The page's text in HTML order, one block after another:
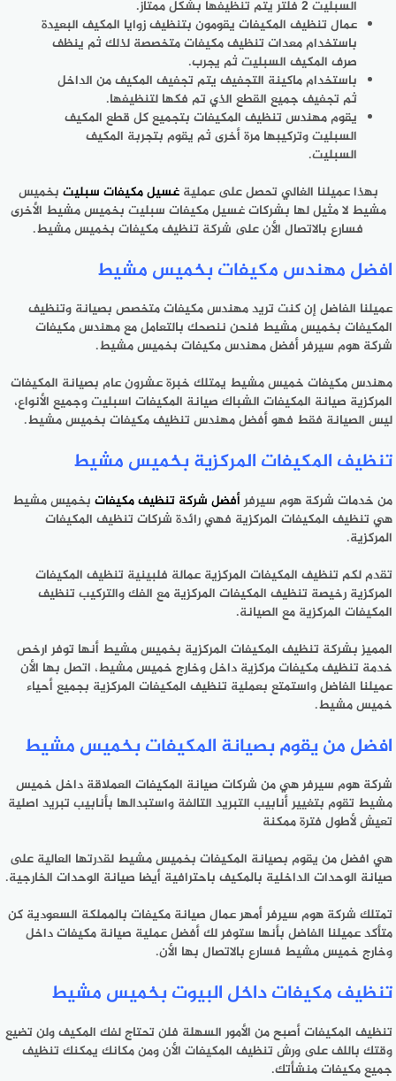
السبليت 2 فلتر يتم تنظيفها بشكل ممتاز.
عمال تنظيف المكيفات يقومون بتنظيف زوايا المكيف البعيدة
باستخدام معدات تنظيف مكيفات متخصصة لذلك ثم ينظف
صرف المكيف السبليت ثم يجرب.
باستخدام ماكينة التجفيف يتم تجفيف المكيف من الداخل
ثم تجفيف جميع القطع الذي تم فكها لتنظيفها.
يقوم مهندس تنظيف المكيفات بتجميع كل قطع المكيف
السبليت وتركيبها مرة أخرى ثم يقوم بتجربة المكيف
السبليت.
بهذا عميلنا الغالي تحصل على عمليةغسيل مكيفات سبليت بخميس
مشيط لا مثيل لها بشركات غسيل مكيفات سبليت بخميس مشيط الأخرى
فسارع بالاتصال الأن على شركة تنظيف مكيفات بخميس مشيط.
افضل مهندس مكيفات بخميس مشيط
عميلنا الفاضل إن كنت تريد مهندس مكيفات متخصص بصيانة وتنظيف
المكيفات بخميس مشيط فنحن ننصحك بالتعامل مع مهندس مكيفات
شركة هوم سيرفر أفضل مهندس مكيفات بخميس مشيط.
مهندس مكيفات خميس مشيط يمتلك خبرة عشرون عام بصيانة المكيفات
المركزية صيانة المكيفات الشباك صيانة المكيفات اسبليت وجميع الأنواع،
ليس الصيانة فقط فهو أفضل مهندس تنظيف مكيفات بخميس مشيط.
تنظيف المكيفات المركزية بخميس مشيط
من خدمات شركة هوم سيرفرأفضل شركة تنظيف مكيفات بخميس مشيط
هي تنظيف المكيفات المركزية فهي رائدة شركات تنظيف المكيفات
المركزية.
تقدم لكم تنظيف المكيفات المركزية عمالة فلبينية تنظيف المكيفات
المركزية رخيصة تنظيف المكيفات المركزية مع الفك والتركيب تنظيف
المكيفات المركزية مع الصيانة.
المميز بشركة تنظيف المكيفات المركزية بخميس مشيط أنها توفر ارخص
خدمة تنظيف مكيفات مركزية داخل وخارج خميس مشيط، اتصل بها الأن
عميلنا الفاضل واستمتع بعملية تنظيف المكيفات المركزية بجميع أحياء
خميس مشيط.
افضل من يقوم بصيانة المكيفات بخميس مشيط
شركة هوم سيرفر هي من شركات صيانة المكيفات العملاقة داخل خميس
مشيط تقوم بتغيير أنابيب التبريد التالفة واستبدالها بأنابيب تبريد اصلية
تعيش لأطول فترة ممكنة
هي افضل من يقوم بصيانة المكيفات بخميس مشيط لقدرتها العالية على
صيانة الوحدات الداخلية بالمكيف باحترافية أيضا صيانة الوحدات الخارجية.
تمتلك شركة هوم سيرفر أمهر عمال صيانة مكيفات بالمملكة السعودية كن
متأكد عميلنا الفاضل بأنها ستوفر لك أفضل عملية صيانة مكيفات داخل
وخارج خميس مشيط فسارع بالاتصال بها الأن.
تنظيف مكيفات داخل البيوت بخميس مشيط
تنظيف المكيفات أصبح من الأمور السهلة فلن تحتاج لفك المكيف ولن تضيع
وقتك باللف على ورش تنظيف المكيفات الأن ومن مكانك يمكنك تنظيف
جميع مكيفات منشأتك.